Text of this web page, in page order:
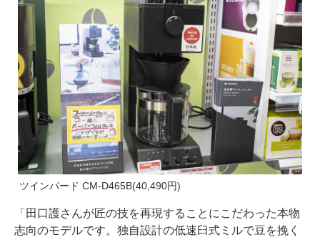
ツインバード CM-D465B(40,490円)
「田口護さんが匠の技を再現することにこだわった本物
志向のモデルです。独自設計の低速臼式ミルで豆を挽く